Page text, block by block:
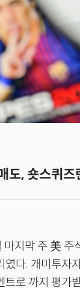
도, 숏스퀴즈
마지막 주 美 주
였다. 개미투자
트로 까지 평가